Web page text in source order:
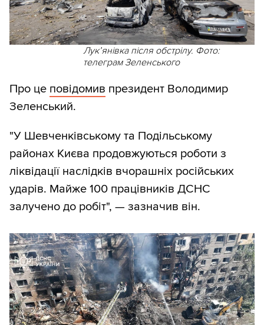
Лукʼянівка після обстрілу. Фото:
телеграм Зеленського
Про це повідомив президент Володимир
Зеленський.
"У Шевченківському та Подільському
районах Києва продовжуються роботи з
ліквідації наслідків вчорашніх російських
ударів. Майже 100 працівників ДСНС
залучено до робіт", — зазначив він.